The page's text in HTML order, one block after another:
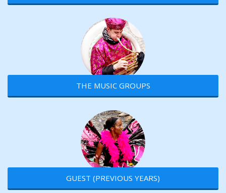
THE MUSIC GROUPS
GUEST (PREVIOUS YEARS)